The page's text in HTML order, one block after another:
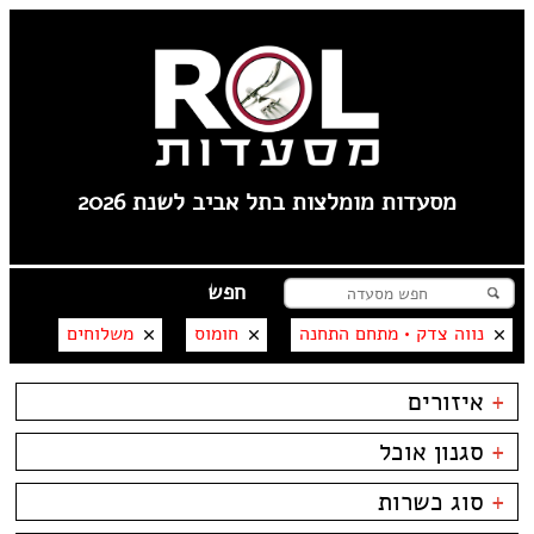
מסעדות מומלצות בתל אביב לשנת 2026
נווה צדק • מתחם התחנה חומוס משלוחים
+ איזורים
צפון תל אביב
קרליבך
צפון ישן
צהלה
+ סגנון אוכל
בשרים
דגים
ביסטרו
+ סוג כשרות